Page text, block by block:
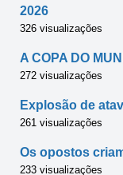
2026
326 visualizações
A COPA DO
272 visualizações
Explosão de
261 visualizações
Os opostos
233 visualizações